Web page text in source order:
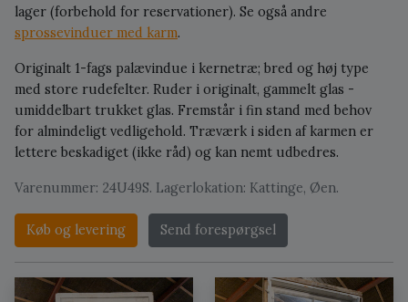
lager (forbehold for reservationer). Se også andre
sprossevinduer med karm.
Originalt 1-fags palævindue i kernetræ; bred og høj type
med store rudefelter. Ruder i originalt, gammelt glas -
umiddelbart trukket glas. Fremstår i fin stand med behov
for almindeligt vedligehold. Træværk i siden af karmen er
lettere beskadiget (ikke råd) og kan nemt udbedres.
Varenummer: 24U49S. Lagerlokation: Kattinge, Øen.
Køb og levering Send forespørgsel